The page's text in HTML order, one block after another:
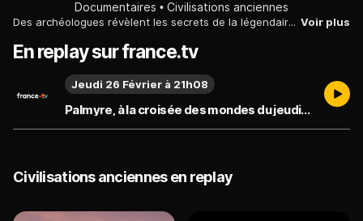
Documentaires Civilisations anciennes
Des archéologues révèlent les secrets de la légendaire cité de Palmyre, une ville prospère et un lieu de commerce sans égal il y a deux mille ans. Voir plus
En replay sur france.tv
Palmyre, à la croisée des mondes du jeudi 26 février
Jeudi 26 Février à 21h08
Civilisations anciennes en replay